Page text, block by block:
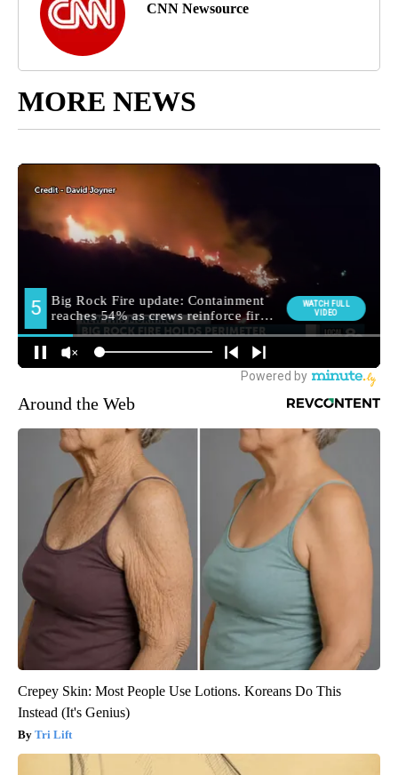
CNN Newsource
MORE NEWS
Around the Web
Crepey Skin: Most People Use Lotions. Koreans Do This
Instead (It's Genius)
Tri Lift